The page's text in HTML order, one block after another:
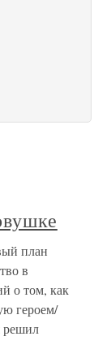
план
в
о том, как
героем/
решил